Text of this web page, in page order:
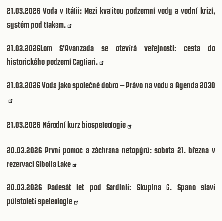
21.03.2026 Voda v Itálii: Mezi kvalitou podzemní vody a vodní krizí,
systém pod tlakem.
21.03.2026Lom S'Avanzada se otevírá veřejnosti: cesta do
historického podzemí Cagliari.
21.03.2026Voda jako společné dobro – Právo na vodu a Agenda 2030
21.03.2026 Národní kurz biospeleologie
20.03.2026 První pomoc a záchrana netopýrů: sobota 21. března v
rezervaci Sibolla Lake
20.03.2026 Padesát let pod Sardinií: Skupina G. Spano slaví
půlstoletí speleologie